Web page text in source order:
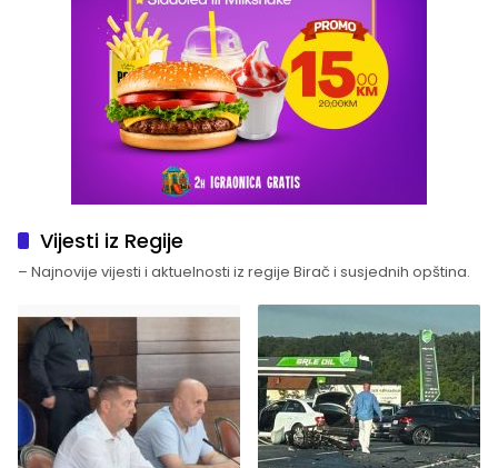
Vijesti iz Regije
– Najnovije vijesti i aktuelnosti iz regije Birač i susjednih opština.